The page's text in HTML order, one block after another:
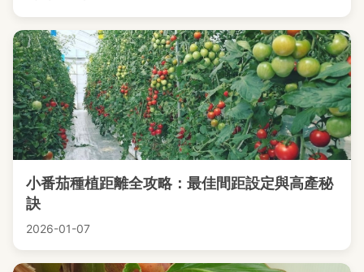
小番茄種植距離全攻略：最佳間距設定與高產秘
訣
2026-01-07